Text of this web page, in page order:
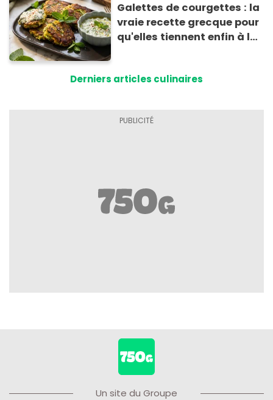
Galettes de courgettes : la
vraie recette grecque pour
qu'elles tiennent enfin à la
Derniers articles culinaires
Un site du Groupe